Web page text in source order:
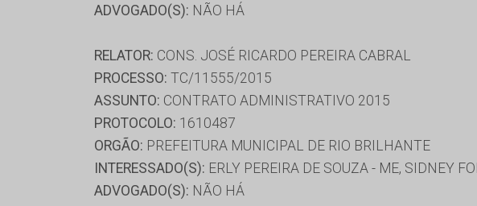
ADVOGADO(S): NÃO HÁ
RELATOR: CONS. JOSÉ RICARDO PEREIRA CABRAL
PROCESSO: TC/11555/2015
ASSUNTO: CONTRATO ADMINISTRATIVO 2015
PROTOCOLO: 1610487
ORGÃO: PREFEITURA MUNICIPAL DE RIO BRILHANTE
INTERESSADO(S): ERLY PEREIRA DE SOUZA - ME, SIDNEY
ADVOGADO(S): NÃO HÁ